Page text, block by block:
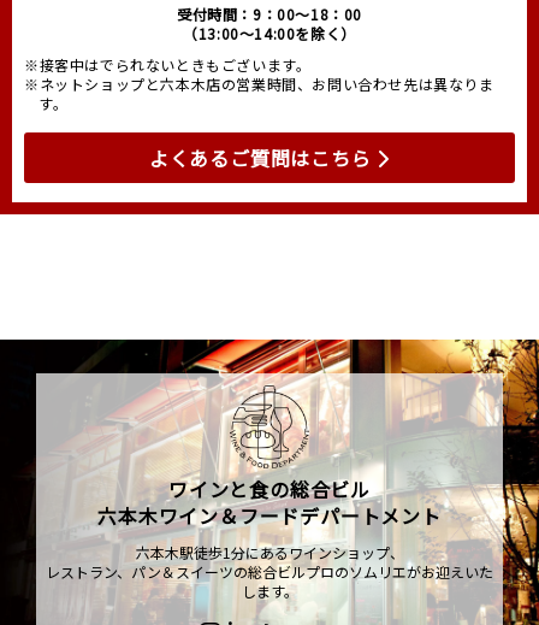
受付時間：9：00～18：00
（13:00～14:00を除く）
※接客中はでられないときもございます。
※ネットショップと六本木店の営業時間、お問い合わせ先は異なりま
す。
よくあるご質問はこちら
ワインと食の総合ビル
六本木ワイン＆フードデパートメント
六本木駅徒歩1分にあるワインショップ、
レストラン、パン＆スイーツの総合ビルプロのソムリエがお迎えいた
します。